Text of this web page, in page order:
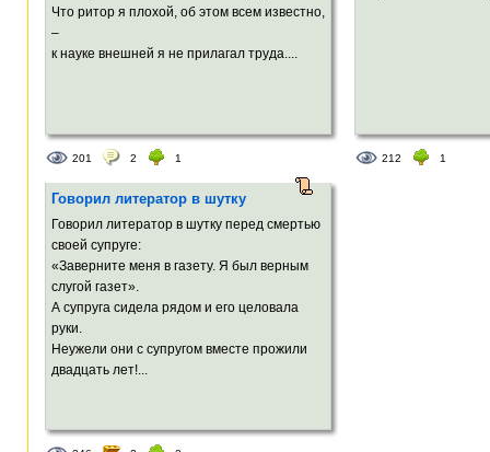
Что ритор я плохой, об этом всем известно,
–
к науке внешней я не прилагал труда....
201 2 1 212 1
Говорил литератор в шутку
Говорил литератор в шутку перед смертью
своей супруге:
«Заверните меня в газету. Я был верным
слугой газет».
А супруга сидела рядом и его целовала
руки.
Неужели они с супругом вместе прожили
двадцать лет!...